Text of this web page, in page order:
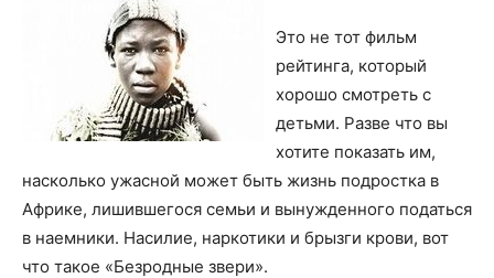
Это не тот фильм
рейтинга, который
хорошо смотреть с
детьми. Разве что вы
хотите показать им,
насколько ужасной может быть жизнь подростка в
Африке, лишившегося семьи и вынужденного податься
в наемники. Насилие, наркотики и брызги крови, вот
что такое «Безродные звери».